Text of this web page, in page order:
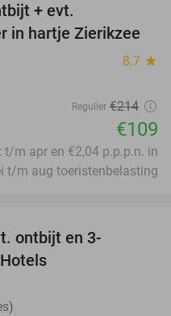
+ evt.
in hartje Zierikzee
8.7 star
Regulier €214
€109
t/m apr en €2,04 p.p.p.n. in
t/m aug toeristenbelasting
ontbijt en 3-